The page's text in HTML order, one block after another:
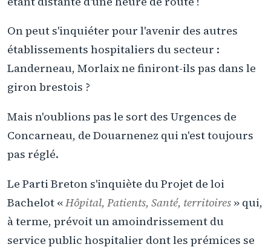
On peut s'inquiéter pour l'avenir des autres
établissements hospitaliers du secteur :
Landerneau, Morlaix ne finiront-ils pas dans le
giron brestois ?
Mais n'oublions pas le sort des Urgences de
Concarneau, de Douarnenez qui n'est toujours
pas réglé.
Le Parti Breton s'inquiète du Projet de loi
Bachelot «Hôpital, Patients, Santé, territoires » qui,
à terme, prévoit un amoindrissement du
service public hospitalier dont les prémices se